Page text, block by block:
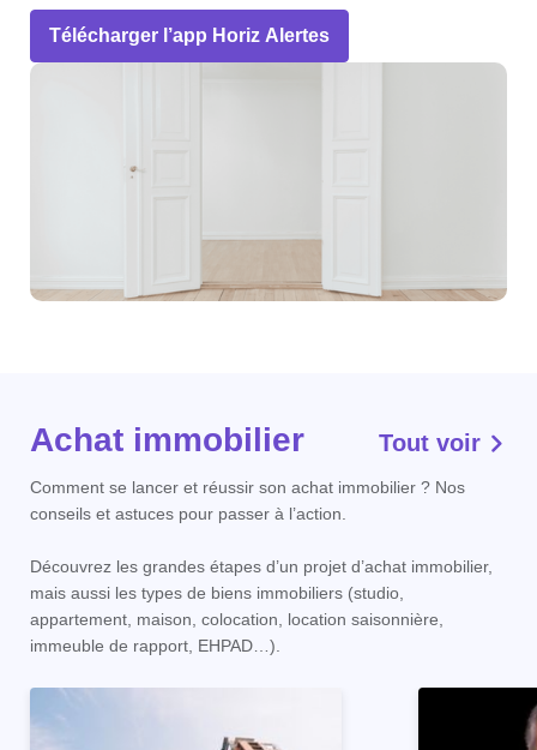
Télécharger l’app Horiz Alertes
Achat immobilier Tout voir
Comment se lancer et réussir son achat immobilier ? Nos
conseils et astuces pour passer à l’action.
Découvrez les grandes étapes d’un projet d’achat immobilier,
mais aussi les types de biens immobiliers (studio,
appartement, maison, colocation, location saisonnière,
immeuble de rapport, EHPAD…).